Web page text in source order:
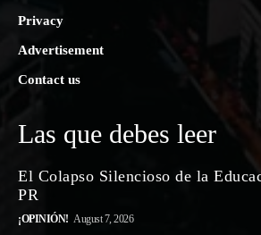
Privacy
Advertisement
Contact us
Las que debes leer
El Colapso Silencioso de la
PR
¡OPINIÓN! August 7, 2026